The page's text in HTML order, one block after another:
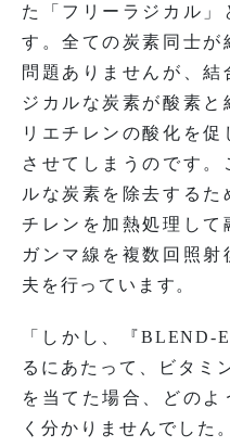
た「フリーラジカル」
す。全ての炭素同士が
問題ありませんが、結
ジカルな炭素が酸素
リエチレンの酸化を
させてしまうのです。
ルな炭素を除去する
チレンを加熱処理して
ガンマ線を複数回照射
夫を行っています。
「しかし、『BLEND-
るにあたって、ビタミ
を当てた場合、どのよ
く分かりませんでした